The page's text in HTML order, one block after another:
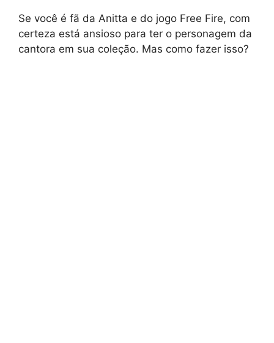
Se você é fã da Anitta e do jogo Free Fire, com
certeza está ansioso para ter o personagem da
cantora em sua coleção. Mas como fazer isso?